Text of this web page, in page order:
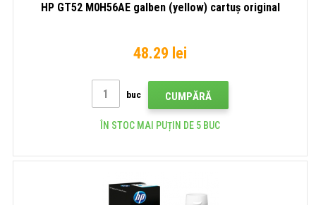
HP GT52 M0H56AE galben (yellow) cartuș original
48.29 lei
buc CUMPĂRĂ
ÎN STOC MAI PUȚIN DE 5 BUC